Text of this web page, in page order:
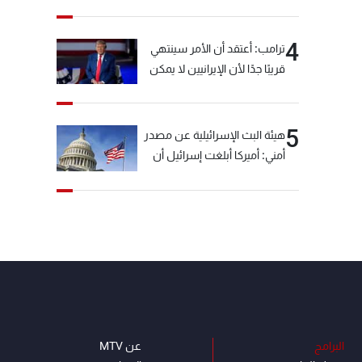
4ترامب: أعتقد أن الأمر سينتهي
قريبًا جدًا لأن الإيرانيين لا يمكن
5هيئة البث الإسرائيلية عن مصدر
أمني: أميركا أبلغت إسرائيل أن
البرامج
عن MTV